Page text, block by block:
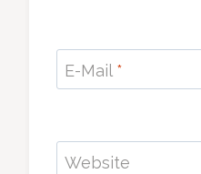
E-Mail *
Website